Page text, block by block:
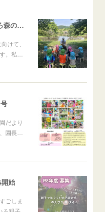
【2027年度園児募集】しろいろ森のようちえん 募集要項のお知らせ
けて、
。私…
だより
園長…
始
ごしま